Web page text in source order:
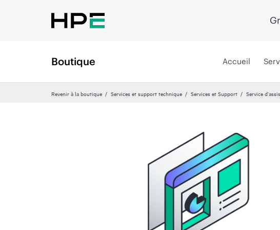
Boutique Accueil
Revenir à la boutique Services et support technique Services et Support Service